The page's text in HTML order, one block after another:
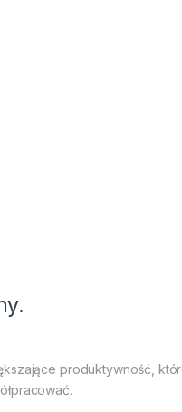
produktywność,